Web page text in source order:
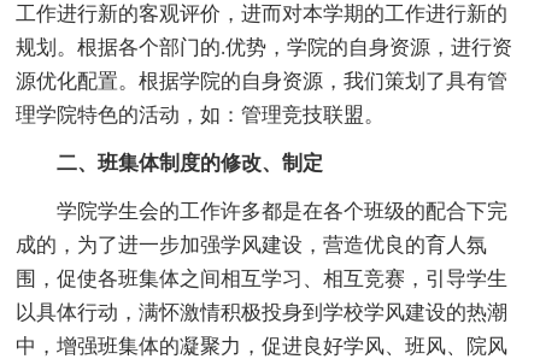
工作进行新的客观评价，进而对本学期的工作进行新的
规划。根据各个部门的.优势，学院的自身资源，进行资
源优化配置。根据学院的自身资源，我们策划了具有管
理学院特色的活动，如：管理竞技联盟。
二、班集体制度的修改、制定
学院学生会的工作许多都是在各个班级的配合下完
成的，为了进一步加强学风建设，营造优良的育人氛
围，促使各班集体之间相互学习、相互竞赛，引导学生
以具体行动，满怀激情积极投身到学校学风建设的热潮
中，增强班集体的凝聚力，促进良好学风、班风、院风